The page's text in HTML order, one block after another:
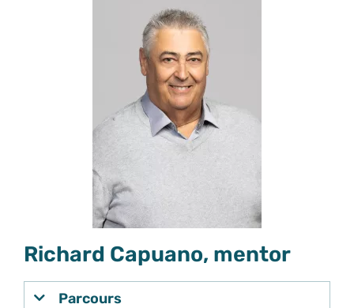
Richard Capuano, mentor
Parcours